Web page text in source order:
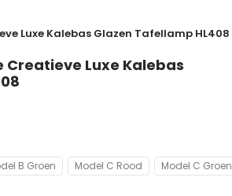
Luxe Kalebas Glazen Tafellamp HL408
Luxe Kalebas
B Groen Model C Rood Model C Groen